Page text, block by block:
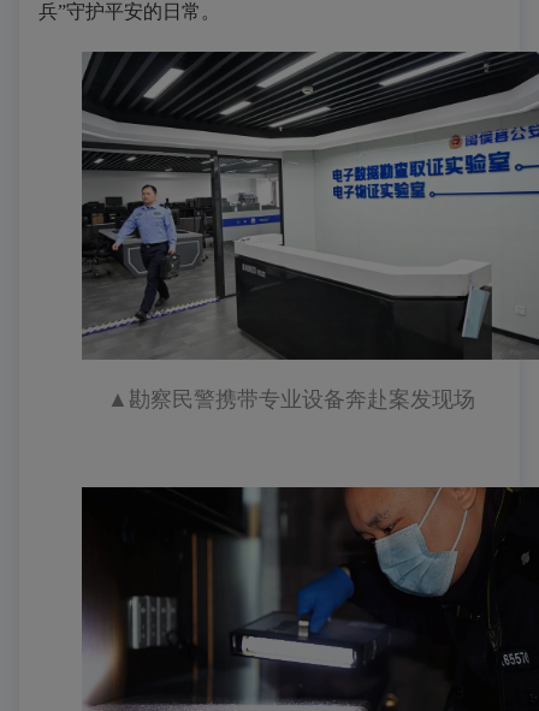
兵”守护平安的日常。
▲ 勘察民警携带专业设备奔赴案发现场